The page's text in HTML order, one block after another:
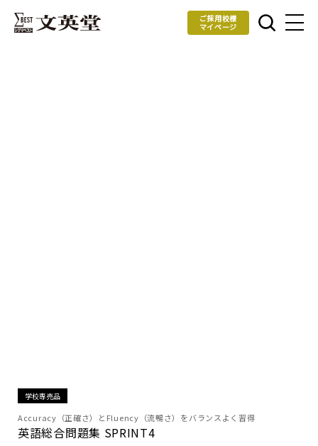
ご採用校様
マイページ
学校専売品
Accuracy（正確さ）とFluency（流暢さ）をバランスよく習得
英語総合問題集 SPRINT4